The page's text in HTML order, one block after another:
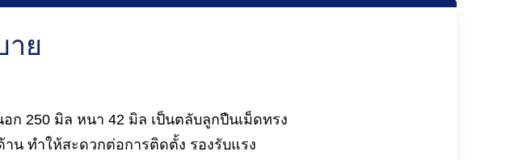
าย
ก 250 มิล หนา 42 มิล เป็นตลับลูกปืนเม็ดทรง
น ทำให้สะดวกต่อการติดตั้ง รองรับแรง